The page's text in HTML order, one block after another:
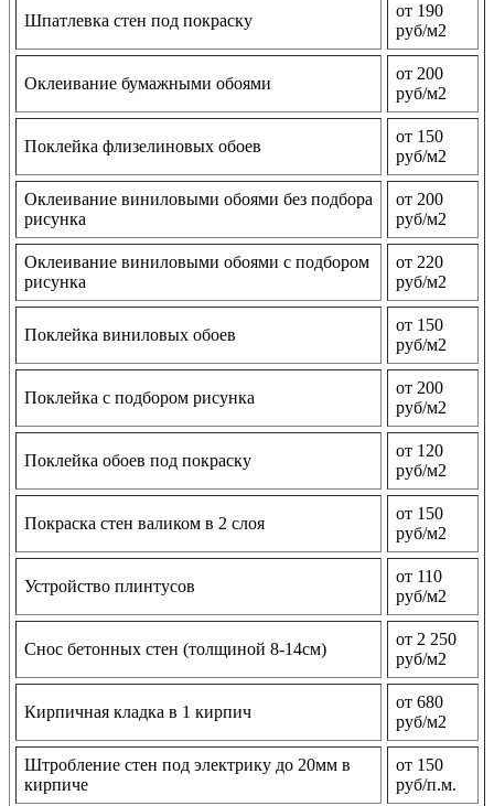
Шпатлевка стен под покраску
от 190
руб/м2
Оклеивание бумажными обоями
от 200
руб/м2
Поклейка флизелиновых обоев
от 150
руб/м2
Оклеивание виниловыми обоями без подбора
рисунка
от 200
руб/м2
Оклеивание виниловыми обоями с подбором
рисунка
от 220
руб/м2
Поклейка виниловых обоев
от 150
руб/м2
Поклейка с подбором рисунка
от 200
руб/м2
Поклейка обоев под покраску
от 120
руб/м2
Покраска стен валиком в 2 слоя
от 150
руб/м2
Устройство плинтусов
от 110
руб/м2
Снос бетонных стен (толщиной 8-14см)
от 2 250
руб/м2
Кирпичная кладка в 1 кирпич
от 680
руб/м2
Штробление стен под электрику до 20мм в
кирпиче
от 150
руб/п.м.